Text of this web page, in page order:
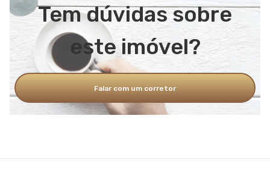
Tem dúvidas sobre
este imóvel?
Falar com um corretor